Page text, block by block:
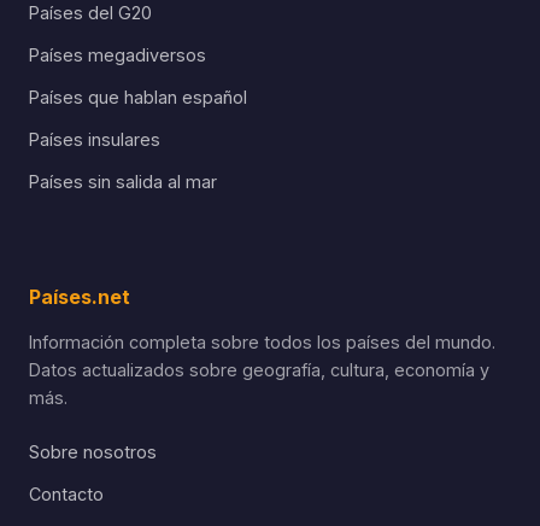
Países del G20
Países megadiversos
Países que hablan español
Países insulares
Países sin salida al mar
Países.net
Información completa sobre todos los países del mundo.
Datos actualizados sobre geografía, cultura, economía y
más.
Sobre nosotros
Contacto